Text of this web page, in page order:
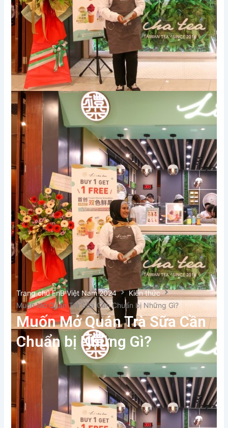
Trang chủ FnB Việt Nam 2024
Kiến thức
Muốn Mở Quán Trà Sữa Cần Chuẩn bị Những Gì?
Muốn Mở Quán Trà Sữa Cần
Chuẩn bị Những Gì?